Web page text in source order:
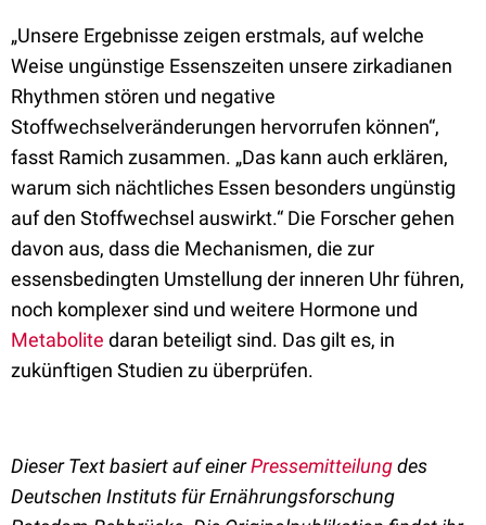
„Unsere Ergebnisse zeigen erstmals, auf welche
Weise ungünstige Essenszeiten unsere zirkadianen
Rhythmen stören und negative
Stoffwechselveränderungen hervorrufen können“,
fasst Ramich zusammen. „Das kann auch erklären,
warum sich nächtliches Essen besonders ungünstig
auf den Stoffwechsel auswirkt.“ Die Forscher gehen
davon aus, dass die Mechanismen, die zur
essensbedingten Umstellung der inneren Uhr führen,
noch komplexer sind und weitere Hormone und
Metabolite daran beteiligt sind. Das gilt es, in
zukünftigen Studien zu überprüfen.
Dieser Text basiert auf einerPressemitteilungdes
Deutschen Instituts für Ernährungsforschung